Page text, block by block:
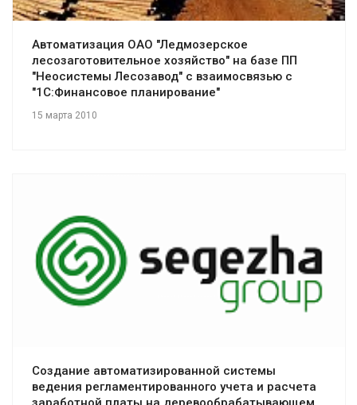
Автоматизация ОАО "Ледмозерское
лесозаготовительное хозяйство" на базе ПП
"Неосистемы Лесозавод" с взаимосвязью с
"1С:Финансовое планирование"
15 марта 2010
Смотреть проект
Создание автоматизированной системы
ведения регламентированного учета и расчета